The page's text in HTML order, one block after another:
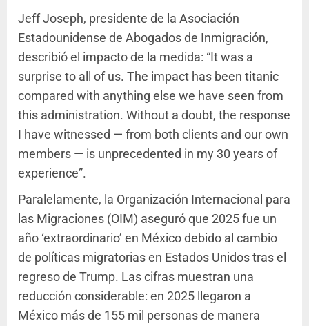
Jeff Joseph, presidente de la Asociación
Estadounidense de Abogados de Inmigración,
describió el impacto de la medida: “It was a
surprise to all of us. The impact has been titanic
compared with anything else we have seen from
this administration. Without a doubt, the response
I have witnessed — from both clients and our own
members — is unprecedented in my 30 years of
experience”.
Paralelamente, la Organización Internacional para
las Migraciones (OIM) aseguró que 2025 fue un
año ‘extraordinario’ en México debido al cambio
de políticas migratorias en Estados Unidos tras el
regreso de Trump. Las cifras muestran una
reducción considerable: en 2025 llegaron a
México más de 155 mil personas de manera